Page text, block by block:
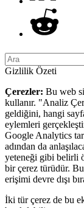
Gizlilik Özeti
Çerezler: Bu web
kullanır. "Analiz
geldiğini, hangi
eylemleri
Google Analytics
adından da
yeteneği gibi belirli
bir çerez türüdür. Bu
erişimi devre dışı
İki tür çerez de bu